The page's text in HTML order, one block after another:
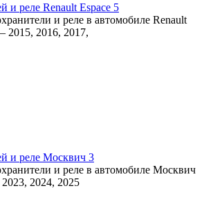
и реле Renault Espace 5
и реле в автомобиле Renault
2015, 2016, 2017,
и реле Москвич 3
и реле в автомобиле Москвич
2024, 2025